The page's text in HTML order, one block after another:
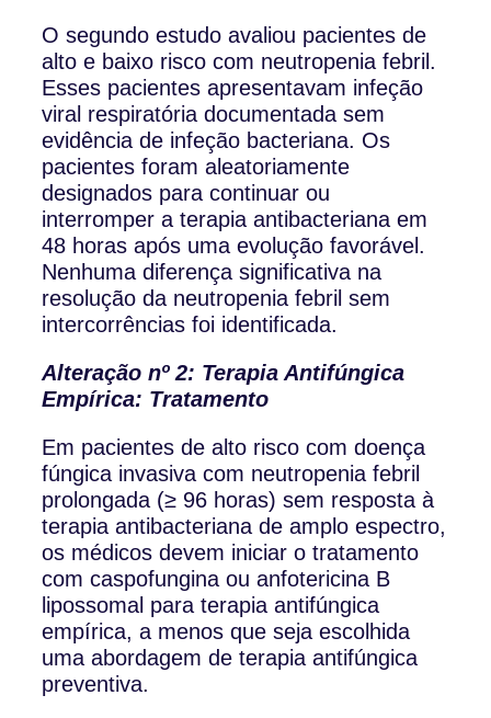
O segundo estudo avaliou pacientes de
alto e baixo risco com neutropenia febril.
Esses pacientes apresentavam infeção
viral respiratória documentada sem
evidência de infeção bacteriana. Os
pacientes foram aleatoriamente
designados para continuar ou
interromper a terapia antibacteriana em
48 horas após uma evolução favorável.
Nenhuma diferença significativa na
resolução da neutropenia febril sem
intercorrências foi identificada.
Alteração nº 2: Terapia Antifúngica
Empírica: Tratamento
Em pacientes de alto risco com doença
fúngica invasiva com neutropenia febril
prolongada (≥ 96 horas) sem resposta à
terapia antibacteriana de amplo espectro,
os médicos devem iniciar o tratamento
com caspofungina ou anfotericina B
lipossomal para terapia antifúngica
empírica, a menos que seja escolhida
uma abordagem de terapia antifúngica
preventiva.